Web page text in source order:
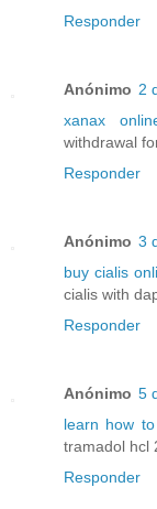
Responder
Anónimo 2
xanax
withdrawal
Responder
Anónimo 3
buy cialis
cialis with
Responder
Anónimo 5
learn how
tramadol hcl
Responder